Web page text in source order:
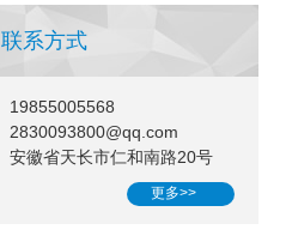
联系方式
19855005568
2830093800@qq.com
安徽省天长市仁和南路20号
更多>>